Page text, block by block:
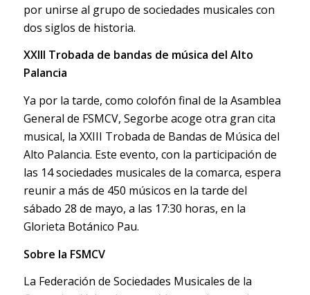
por unirse al grupo de sociedades musicales con
dos siglos de historia.
XXIII Trobada de bandas de música del Alto
Palancia
Ya por la tarde, como colofón final de la Asamblea
General de FSMCV, Segorbe acoge otra gran cita
musical, la XXIII Trobada de Bandas de Música del
Alto Palancia. Este evento, con la participación de
las 14 sociedades musicales de la comarca, espera
reunir a más de 450 músicos en la tarde del
sábado 28 de mayo, a las 17:30 horas, en la
Glorieta Botánico Pau.
Sobre la FSMCV
La Federación de Sociedades Musicales de la